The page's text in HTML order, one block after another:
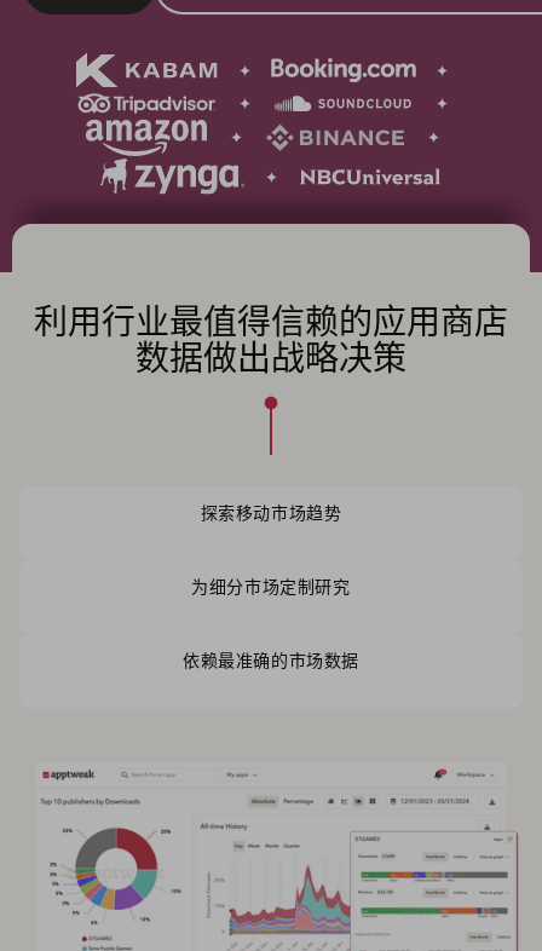
利用行业最值得信赖的应用商店
数据做出战略决策
探索移动市场趋势
为细分市场定制研究
依赖最准确的市场数据